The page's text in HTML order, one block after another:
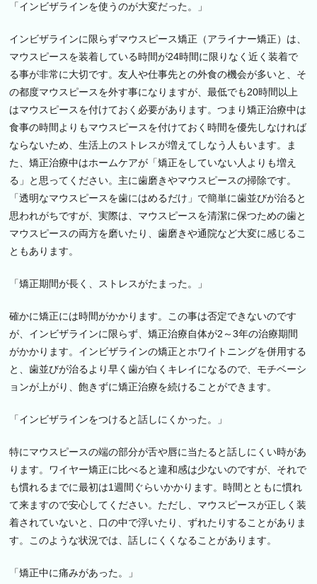
「インビザラインを使うのが大変だった。」
インビザラインに限らずマウスピース矯正（アライナー矯正）は、
マウスピースを装着している時間が24時間に限りなく近く装着で
る事が非常に大切です。友人や仕事先との外食の機会が多いと、そ
の都度マウスピースを外す事になりますが、最低でも20時間以上
はマウスピースを付けておく必要があります。つまり矯正治療中は
食事の時間よりもマウスピースを付けておく時間を優先しなければ
ならないため、生活上のストレスが増えてしなう人もいます。ま
た、矯正治療中はホームケアが「矯正をしていない人よりも増え
る」と思ってください。主に歯磨きやマウスピースの掃除です。
「透明なマウスピースを歯にはめるだけ」で簡単に歯並びが治ると
思われがちですが、実際は、マウスピースを清潔に保つための歯と
マウスピースの両方を磨いたり、歯磨きや通院など大変に感じるこ
ともあります。
「矯正期間が長く、ストレスがたまった。」
確かに矯正には時間がかかります。この事は否定できないのです
が、インビザラインに限らず、矯正治療自体が2 ～3年の治療期間
がかかります。インビザラインの矯正とホワイトニングを併用する
と、歯並びが治るより早く歯が白くキレイになるので、モチベーシ
ョンが上がり、飽きずに矯正治療を続けることができます。
「インビザラインをつけると話しにくかった。」
特にマウスピースの端の部分が舌や唇に当たると話しにくい時があ
ります。ワイヤー矯正に比べると違和感は少ないのですが、それで
も慣れるまでに最初は1週間ぐらいかかります。時間とともに慣れ
て来ますので安心してください。ただし、マウスピースが正しく装
着されていないと、口の中で浮いたり、ずれたりすることがありま
す。このような状況では、話しにくくなることがあります。
「矯正中に痛みがあった。」